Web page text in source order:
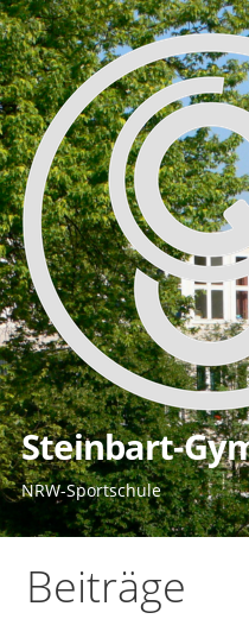
Zum
Inhalt
springen
Steinbart-
NRW-Sportschule
Beiträge